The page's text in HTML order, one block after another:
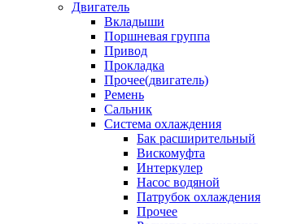
Двигатель
Вкладыши
Поршневая группа
Привод
Прокладка
Прочее(двигатель)
Ремень
Сальник
Система охлаждения
Бак расширительный
Вискомуфта
Интеркулер
Насос водяной
Патрубок охлаждения
Прочее